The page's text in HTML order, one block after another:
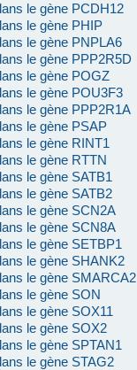
le gène PCDH12
le gène PHIP
le gène PNPLA6
le gène PPP2R5D
le gène POGZ
le gène POU3F3
le gène PPP2R1A
le gène PSAP
le gène RINT1
le gène RTTN
le gène SATB1
le gène SATB2
le gène SCN2A
le gène SCN8A
le gène SETBP1
le gène SHANK2
le gène SMARCA2
le gène SON
le gène SOX11
le gène SOX2
le gène SPTAN1
le gène STAG2